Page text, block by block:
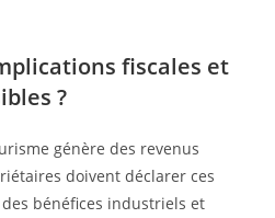
fiscales et
?
génère des revenus
doivent déclarer ces
bénéfices industriels et